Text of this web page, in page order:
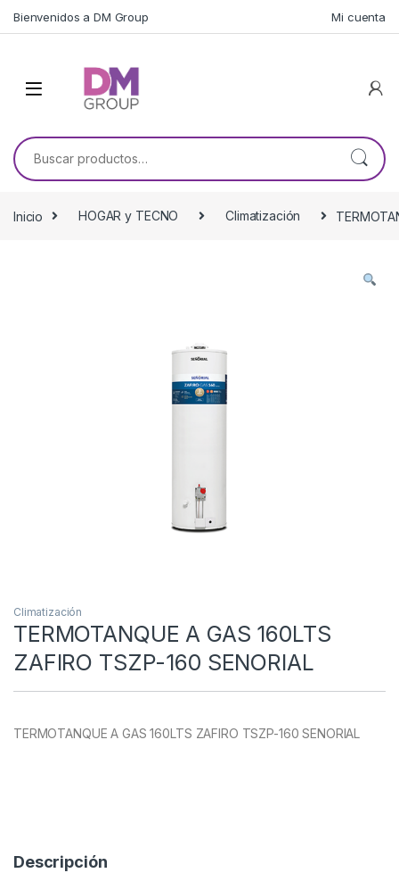
Bienvenidos a DM Group Mi cuenta
Buscar por:
Inicio HOGAR y TECNO Climatización
Climatización
TERMOTANQUE A GAS 160LTS
ZAFIRO TSZP-160 SENORIAL
TERMOTANQUE A GAS 160LTS ZAFIRO TSZP-160 SENORIAL
Descripción